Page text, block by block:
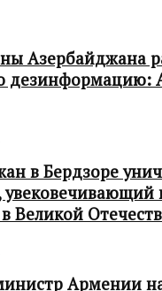
Азербайджана
дезинформацию:
в Бердзоре
Великой
Армении